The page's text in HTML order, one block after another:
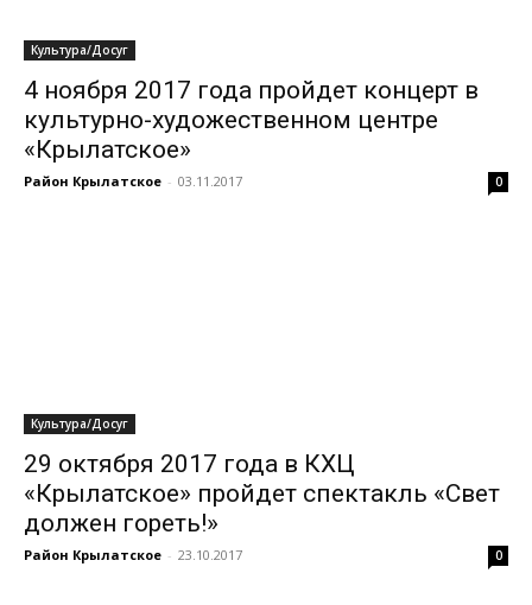
Культура/Досуг
4 ноября 2017 года пройдет концерт в
культурно-художественном центре
«Крылатское»
Район Крылатское - 03.11.2017 0
Культура/Досуг
29 октября 2017 года в КХЦ
«Крылатское» пройдет спектакль «Свет
должен гореть!»
Район Крылатское - 23.10.2017 0